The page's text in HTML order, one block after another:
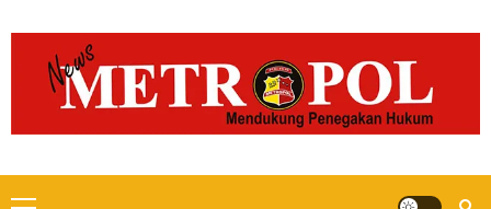
to
content